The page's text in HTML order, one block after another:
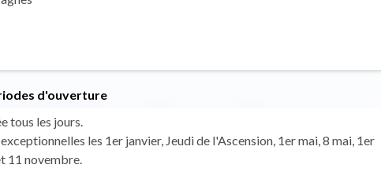
d'ouverture
tous les jours.
les 1er janvier, Jeudi de l'Ascension, 1er mai, 8 mai, 1er
11 novembre.